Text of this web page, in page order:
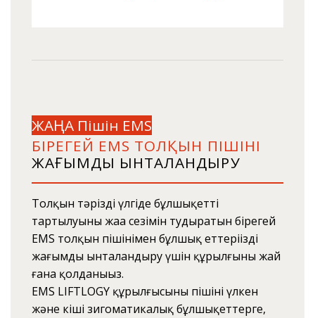
ЖАҢА Пішін EMS
БІРЕГЕЙ EMS ТОЛҚЫН ПІШІНІ
ЖАҒЫМДЫ ЫНТАЛАНДЫРУ
Толқын тәрізді үлгіде бұлшықеттің
тартылуының жаңа сезімін тудыратын бірегей
EMS толқын пішінімен бұлшық еттеріңізді
жағымды ынталандыру үшін құрылғыны жай
ғана қолданыңыз.
EMS LIFTLOGY құрылғысының пішіні үлкен
және кіші зигоматикалық бұлшықеттерге,